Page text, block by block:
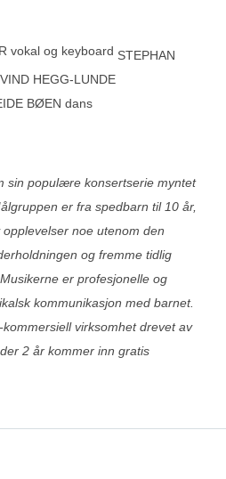
vokal og keyboard STEPHAN
HEGG-LUNDE
BØEN dans
sin populære konsertserie myntet
er fra spedbarn til 10 år,
noe utenom den
og fremme tidlig
er profesjonelle og
kommunikasjon med barnet.
virksomhet drevet av
2 år kommer inn gratis